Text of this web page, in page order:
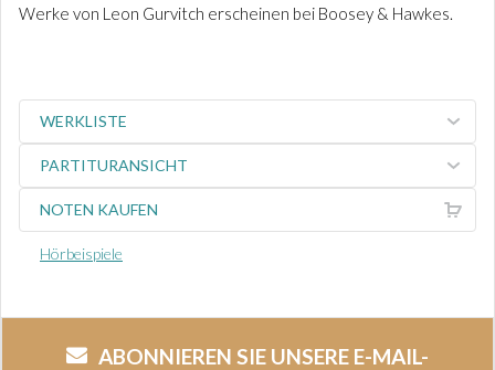
Werke von Leon Gurvitch erscheinen bei Boosey & Hawkes.
WERKLISTE
PARTITURANSICHT
NOTEN KAUFEN
Hörbeispiele
ABONNIEREN SIE UNSERE E-MAIL-